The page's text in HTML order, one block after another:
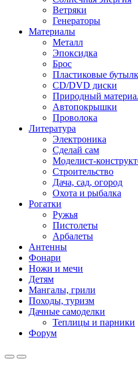
Ветряки
Генераторы
Материалы
Металл
Эпоксидка
Брос
Пластиковые
CD/DVD диски
Природный
Автопокрышки
Проволока
Литература
Электроника
Сделай сам
Моделист-
Строительство
Дача, сад, огород
Охота и рыбалка
Рогатки
Ружья
Пистолеты
Арбалеты
Антенны
Фонари
Ножи и мечи
Детям
Мангалы, грили
Походы, туризм
Дачные самоделки
Теплицы и парники
Форум